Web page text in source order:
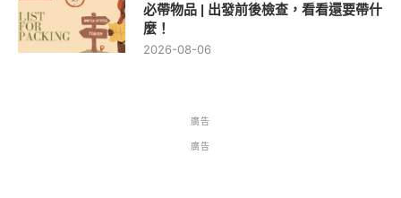
必帶物品 | 出發前後檢查，看看還要帶什
麼！
2026-08-06
廣告
廣告